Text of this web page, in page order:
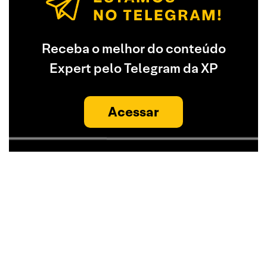
Receba o melhor do conteúdo
Expert pelo Telegram da XP
Acessar